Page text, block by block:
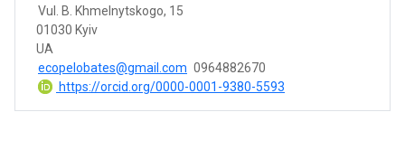
Vul. B. Khmelnytskogo, 15
01030 Kyiv
UA
ecopelobates@gmail.com 0964882670
https://orcid.org/0000-0001-9380-5593